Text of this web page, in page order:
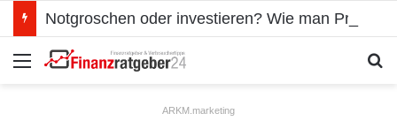
Menü
ARKM.marketing